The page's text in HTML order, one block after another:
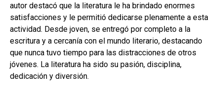
autor destacó que la literatura le ha brindado enormes
satisfacciones y le permitió dedicarse plenamente a esta
actividad. Desde joven, se entregó por completo a la
escritura y a cercanía con el mundo literario, destacando
que nunca tuvo tiempo para las distracciones de otros
jóvenes. La literatura ha sido su pasión, disciplina,
dedicación y diversión.